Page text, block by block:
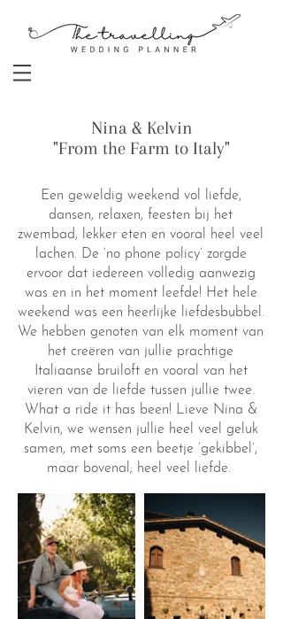
Nina & Kelvin
"From the Farm to Italy"
Een geweldig weekend vol liefde,
dansen, relaxen, feesten bij het
zwembad, lekker eten en vooral heel veel
lachen. De ‘no phone policy’ zorgde
ervoor dat iedereen volledig aanwezig
was en in het moment leefde! Het hele
weekend was een heerlijke liefdesbubbel.
We hebben genoten van elk moment van
het creëren van jullie prachtige
Italiaanse bruiloft en vooral van het
vieren van de liefde tussen jullie twee.
What a ride it has been! Lieve Nina &
Kelvin, we wensen jullie heel veel geluk
samen, met soms een beetje ‘gekibbel’,
maar bovenal; heel veel liefde.